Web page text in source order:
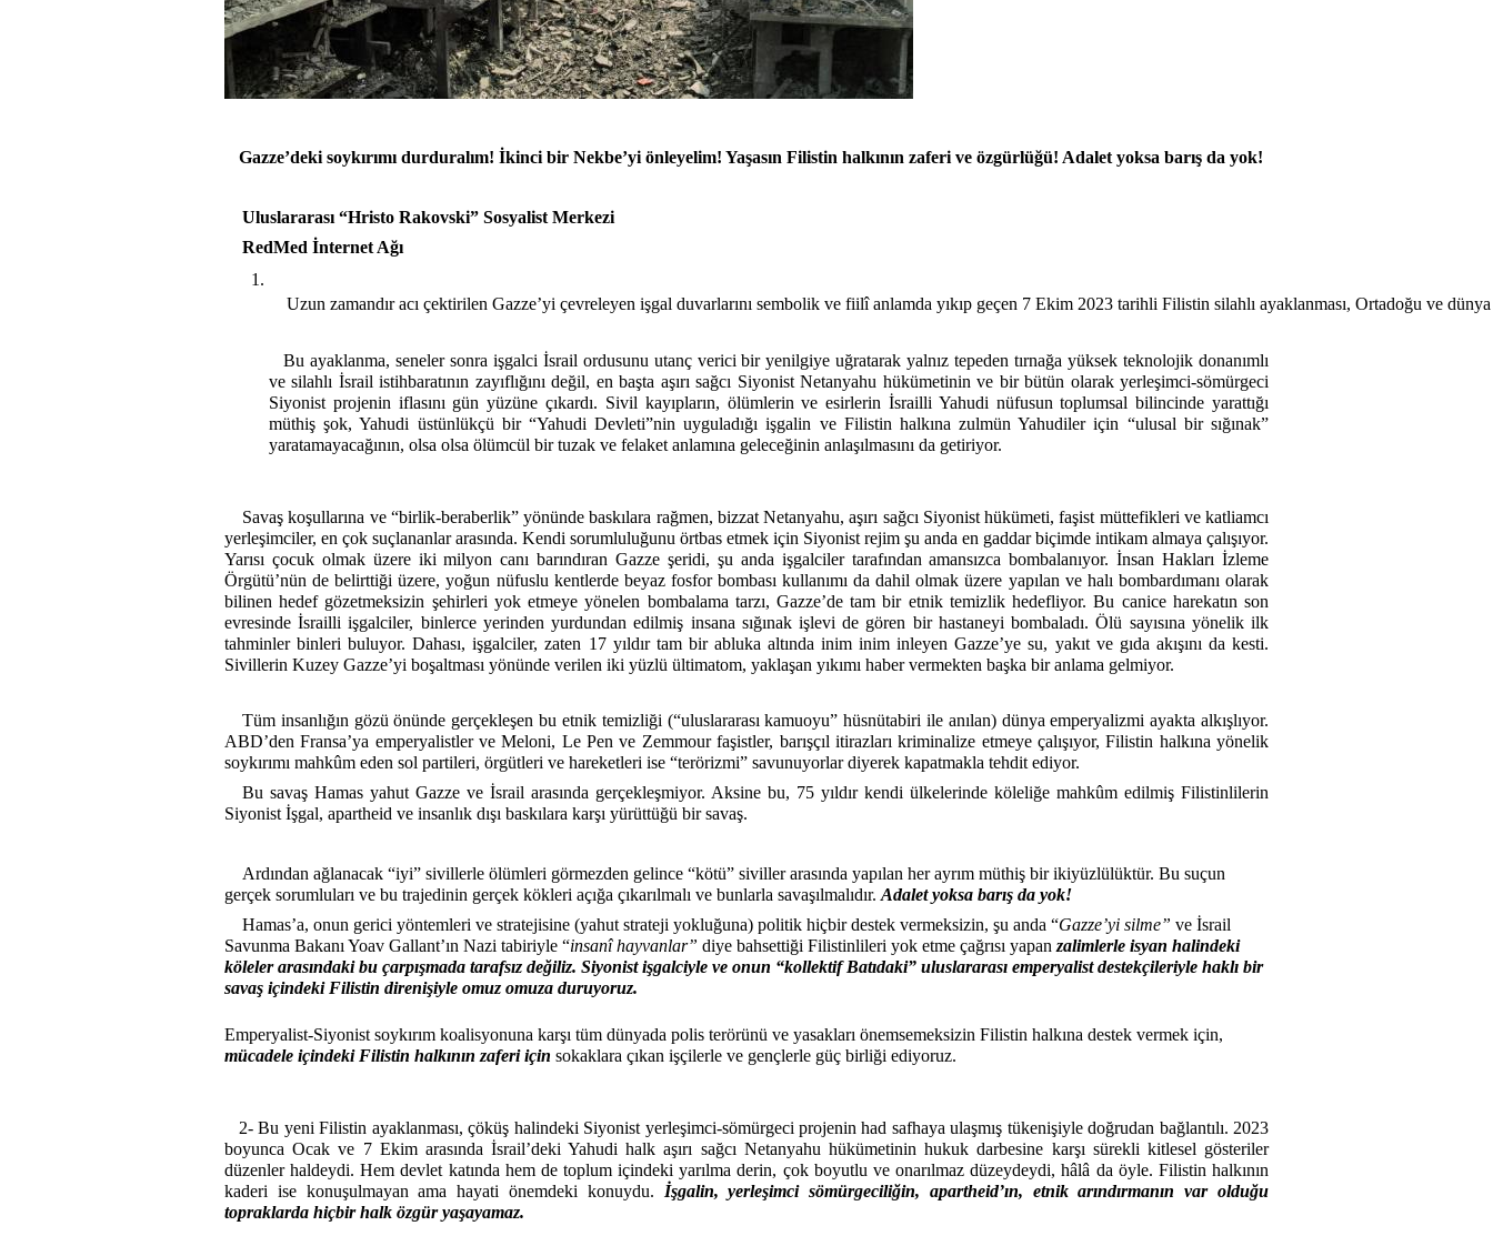
Gazze’deki soykırımı durduralım! İkinci bir Nekbe’yi önleyelim! Yaşasın Filistin halkının zaferi ve özgürlüğü! Adalet yoksa barış da yok!
Uluslararası “Hristo Rakovski” Sosyalist Merkezi
RedMed İnternet Ağı
Uzun zamandır acı çektirilen Gazze’yi çevreleyen işgal duvarlarını sembolik ve fiilî anlamda yıkıp geçen 7 Ekim 2023 tarihli Filistin silahlı ayaklanması, Ortadoğu ve
Bu ayaklanma, seneler sonra işgalci İsrail ordusunu utanç verici bir yenilgiye uğratarak yalnız tepeden tırnağa yüksek teknolojik donanımlı
ve silahlı İsrail istihbaratının zayıflığını değil, en başta aşırı sağcı Siyonist Netanyahu hükümetinin ve bir bütün olarak yerleşimci-sömürgeci
Siyonist projenin iflasını gün yüzüne çıkardı. Sivil kayıpların, ölümlerin ve esirlerin İsrailli Yahudi nüfusun toplumsal bilincinde yarattığı
müthiş şok, Yahudi üstünlükçü bir “Yahudi Devleti”nin uyguladığı işgalin ve Filistin halkına zulmün Yahudiler için “ulusal bir sığınak”
yaratamayacağının, olsa olsa ölümcül bir tuzak ve felaket anlamına geleceğinin anlaşılmasını da getiriyor.
Savaş koşullarına ve “birlik-beraberlik” yönünde baskılara rağmen, bizzat Netanyahu, aşırı sağcı Siyonist hükümeti, faşist müttefikleri ve katliamcı
yerleşimciler, en çok suçlananlar arasında. Kendi sorumluluğunu örtbas etmek için Siyonist rejim şu anda en gaddar biçimde intikam almaya çalışıyor.
Yarısı çocuk olmak üzere iki milyon canı barındıran Gazze şeridi, şu anda işgalciler tarafından amansızca bombalanıyor. İnsan Hakları İzleme
Örgütü’nün de belirttiği üzere, yoğun nüfuslu kentlerde beyaz fosfor bombası kullanımı da dahil olmak üzere yapılan ve halı bombardımanı olarak
bilinen hedef gözetmeksizin şehirleri yok etmeye yönelen bombalama tarzı, Gazze’de tam bir etnik temizlik hedefliyor. Bu canice harekatın son
evresinde İsrailli işgalciler, binlerce yerinden yurdundan edilmiş insana sığınak işlevi de gören bir hastaneyi bombaladı. Ölü sayısına yönelik ilk
tahminler binleri buluyor. Dahası, işgalciler, zaten 17 yıldır tam bir abluka altında inim inim inleyen Gazze’ye su, yakıt ve gıda akışını da kesti.
Sivillerin Kuzey Gazze’yi boşaltması yönünde verilen iki yüzlü ültimatom, yaklaşan yıkımı haber vermekten başka bir anlama gelmiyor.
Tüm insanlığın gözü önünde gerçekleşen bu etnik temizliği (“uluslararası kamuoyu” hüsnütabiri ile anılan) dünya emperyalizmi ayakta alkışlıyor.
ABD’den Fransa’ya emperyalistler ve Meloni, Le Pen ve Zemmour faşistler, barışçıl itirazları kriminalize etmeye çalışıyor, Filistin halkına yönelik
soykırımı mahkûm eden sol partileri, örgütleri ve hareketleri ise “terörizmi” savunuyorlar diyerek kapatmakla tehdit ediyor.
Bu savaş Hamas yahut Gazze ve İsrail arasında gerçekleşmiyor. Aksine bu, 75 yıldır kendi ülkelerinde köleliğe mahkûm edilmiş Filistinlilerin
Siyonist İşgal, apartheid ve insanlık dışı baskılara karşı yürüttüğü bir savaş.
Ardından ağlanacak “iyi” sivillerle ölümleri görmezden gelince “kötü” siviller arasında yapılan her ayrım müthiş bir ikiyüzlülüktür. Bu suçun
gerçek sorumluları ve bu trajedinin gerçek kökleri açığa çıkarılmalı ve bunlarla savaşılmalıdır. Adalet yoksa barış da yok!
Hamas’a, onun gerici yöntemleri ve stratejisine (yahut strateji yokluğuna) politik hiçbir destek vermeksizin, şu anda “Gazze’yi silme” ve İsrail
Savunma Bakanı Yoav Gallant’ın Nazi tabiriyle “insanî hayvanlar” diye bahsettiği Filistinlileri yok etme çağrısı yapan zalimlerle isyan halindeki
köleler arasındaki bu çarpışmada tarafsız değiliz. Siyonist işgalciyle ve onun “kollektif Batıdaki” uluslararası emperyalist destekçileriyle haklı bir
savaş içindeki Filistin direnişiyle omuz omuza duruyoruz.
Emperyalist-Siyonist soykırım koalisyonuna karşı tüm dünyada polis terörünü ve yasakları önemsemeksizin Filistin halkına destek vermek için,
mücadele içindeki Filistin halkının zaferi için sokaklara çıkan işçilerle ve gençlerle güç birliği ediyoruz.
2- Bu yeni Filistin ayaklanması, çöküş halindeki Siyonist yerleşimci-sömürgeci projenin had safhaya ulaşmış tükenişiyle doğrudan bağlantılı. 2023
boyunca Ocak ve 7 Ekim arasında İsrail’deki Yahudi halk aşırı sağcı Netanyahu hükümetinin hukuk darbesine karşı sürekli kitlesel gösteriler
düzenler haldeydi. Hem devlet katında hem de toplum içindeki yarılma derin, çok boyutlu ve onarılmaz düzeydeydi, hâlâ da öyle. Filistin halkının
kaderi ise konuşulmayan ama hayati önemdeki konuydu. İşgalin, yerleşimci sömürgeciliğin, apartheid’ın, etnik arındırmanın var olduğu
topraklarda hiçbir halk özgür yaşayamaz.